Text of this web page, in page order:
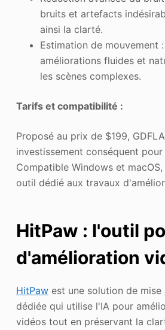
bruits et artefacts
ainsi la clarté.
Estimation de mouvement
améliorations fluides et
les scènes complexes.
Tarifs et compatibilité :
Proposé au prix de $199,
investissement conséquent
Compatible Windows et
outil dédié aux travaux
HitPaw : l'outil
d'amélioration
HitPawest une solution de mise
dédiée qui utilise l'IA pour
vidéos tout en préservant la